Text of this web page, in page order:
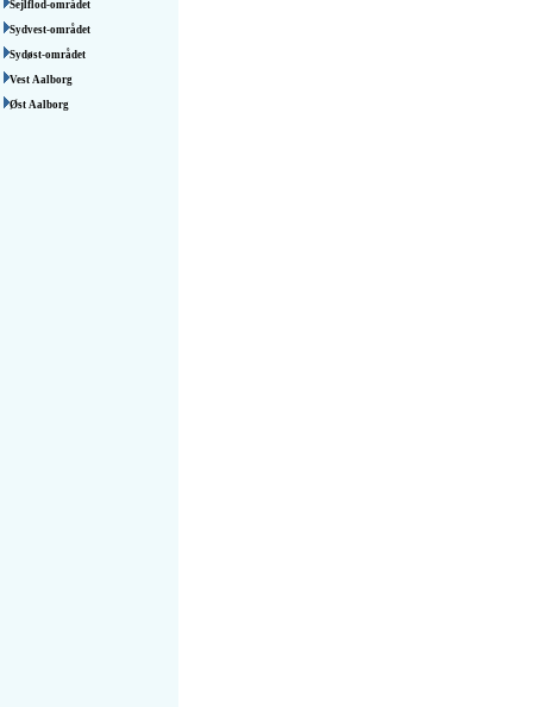
Sejlflod-området
Sydvest-området
Sydøst-området
Vest Aalborg
Øst Aalborg